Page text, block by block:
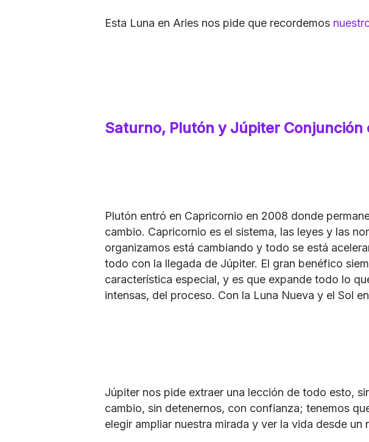
Esta Luna en Aries nos pide que recordemos
Saturno, Plutón y Júpiter Conjunción
Plutón entró en Capricornio en 2008 donde
cambio. Capricornio es el sistema, las leyes y las
organizamos está cambiando y todo se está
todo con la llegada de Júpiter. El gran benéfico
característica especial, y es que expande todo lo
intensas, del proceso. Con la Luna Nueva y el Sol
Júpiter nos pide extraer una lección de todo esto,
cambio, sin detenernos, con confianza; tenemos
elegir ampliar nuestra mirada y ver la vida desde